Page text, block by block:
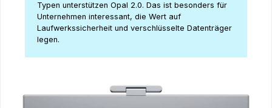
Typen unterstützen Opal 2.0. Das ist besonders für
Unternehmen interessant, die Wert auf
Laufwerkssicherheit und verschlüsselte Datenträger
legen.